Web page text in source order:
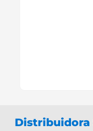
Distribuidora